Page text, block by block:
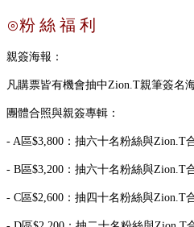
⊙粉 絲 福 利
親簽海報：
凡購票皆有機會抽中Zion.T親筆簽名
團體合照與親簽專輯：
- A區$3,800：抽六十名粉絲與Zion.T
- B區$3,200：抽六十名粉絲與Zion.T
- C區$2,600：抽四十名粉絲與Zion.T